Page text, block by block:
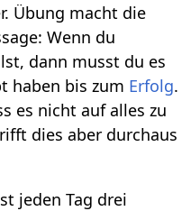
Übung macht die
Wenn du
dann musst du es
haben bis zum Erfolg.
es nicht auf alles zu
dies aber durchaus
jeden Tag drei